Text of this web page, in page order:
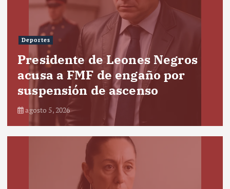
Deportes
Presidente de Leones Negros
acusa a FMF de engaño por
suspensión de ascenso
agosto 5, 2026